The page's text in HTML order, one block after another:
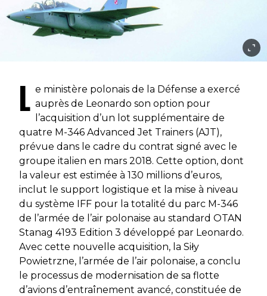
L e ministère polonais de la Défense a exercé
auprès de Leonardo son option pour
l’acquisition d’un lot supplémentaire de
quatre M-346 Advanced Jet Trainers (AJT),
prévue dans le cadre du contrat signé avec le
groupe italien en mars 2018. Cette option, dont
la valeur est estimée à 130 millions d’euros,
inclut le support logistique et la mise à niveau
du système IFF pour la totalité du parc M-346
de l’armée de l’air polonaise au standard OTAN
Stanag 4193 Edition 3 développé par Leonardo.
Avec cette nouvelle acquisition, la Siły
Powietrzne, l’armée de l’air polonaise, a conclu
le processus de modernisation de sa flotte
d’avions d’entraînement avancé, constituée de